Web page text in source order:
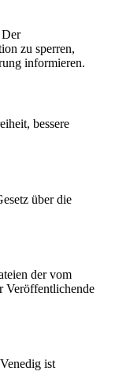
zu sperren,
informieren.
bessere
über die
der vom
Veröffentlichende
ist